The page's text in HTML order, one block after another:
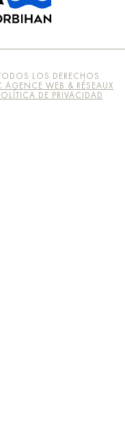
LOS DERECHOS
AGENCE WEB & RÉSEAUX
DE PRIVACIDAD